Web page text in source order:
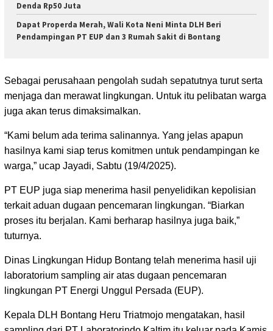
Denda Rp50 Juta
Dapat Properda Merah, Wali Kota Neni Minta DLH Beri
Pendampingan PT EUP dan 3 Rumah Sakit di Bontang
Sebagai perusahaan pengolah sudah sepatutnya turut serta
menjaga dan merawat lingkungan. Untuk itu pelibatan warga
juga akan terus dimaksimalkan.
“Kami belum ada terima salinannya. Yang jelas apapun
hasilnya kami siap terus komitmen untuk pendampingan ke
warga,” ucap Jayadi, Sabtu (19/4/2025).
PT EUP juga siap menerima hasil penyelidikan kepolisian
terkait aduan dugaan pencemaran lingkungan. “Biarkan
proses itu berjalan. Kami berharap hasilnya juga baik,”
tuturnya.
Dinas Lingkungan Hidup Bontang telah menerima hasil uji
laboratorium sampling air atas dugaan pencemaran
lingkungan PT Energi Unggul Persada (EUP).
Kepala DLH Bontang Heru Triatmojo mengatakan, hasil